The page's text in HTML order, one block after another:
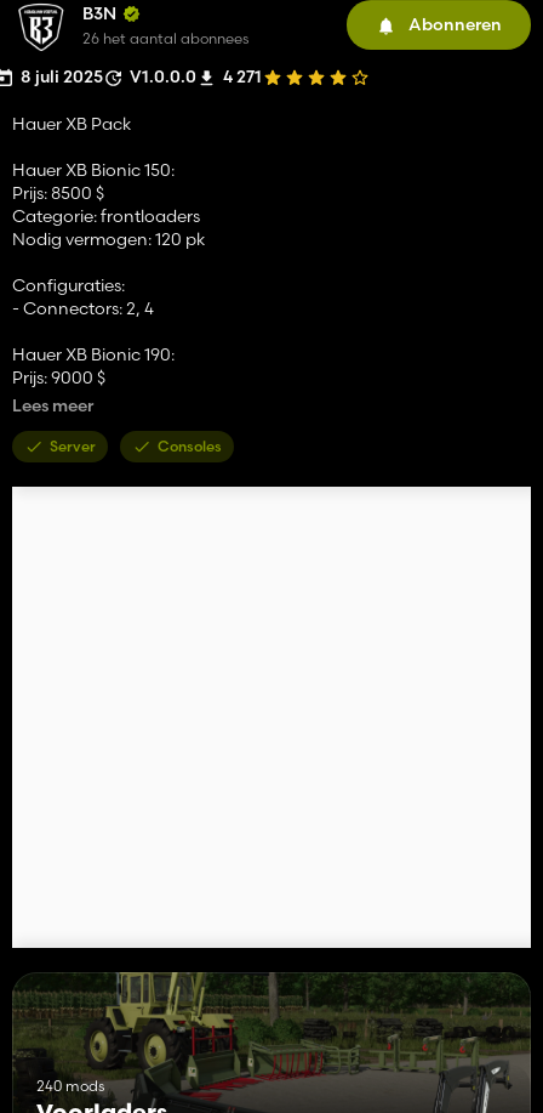
B3N
26 het aantal abonnees
Abonneren
8 juli 2025 V1.0.0.0 4 271
Hauer XB Pack
Hauer XB Bionic 150:
Prijs: 8500 $
Categorie: frontloaders
Nodig vermogen: 120 pk
Configuraties:
- Connectors: 2, 4
Hauer XB Bionic 190:
Prijs: 9000 $
Categorie: frontloaders
Configuraties:
- Connectors: 2, 4
Lees meer
Server Consoles
240 mods